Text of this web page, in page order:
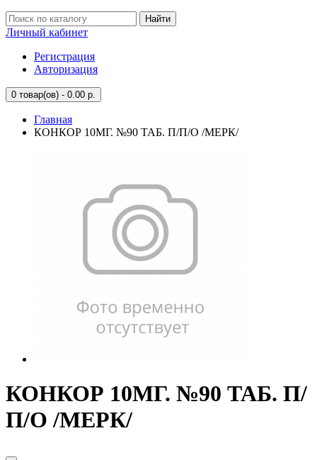
Найти
Личный кабинет
Регистрация
Авторизация
0 товар(ов) - 0.00 р.
Главная
КОНКОР 10МГ. №90 ТАБ. П/П/О /МЕРК/
КОНКОР 10МГ. №90 ТАБ. П/
П/О /МЕРК/